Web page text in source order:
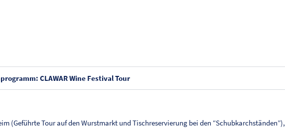
CLAWAR Wine Festival Tour
(Geführte Tour auf den Wurstmarkt und Tischreservierung bei den “Schubkarchständen”),